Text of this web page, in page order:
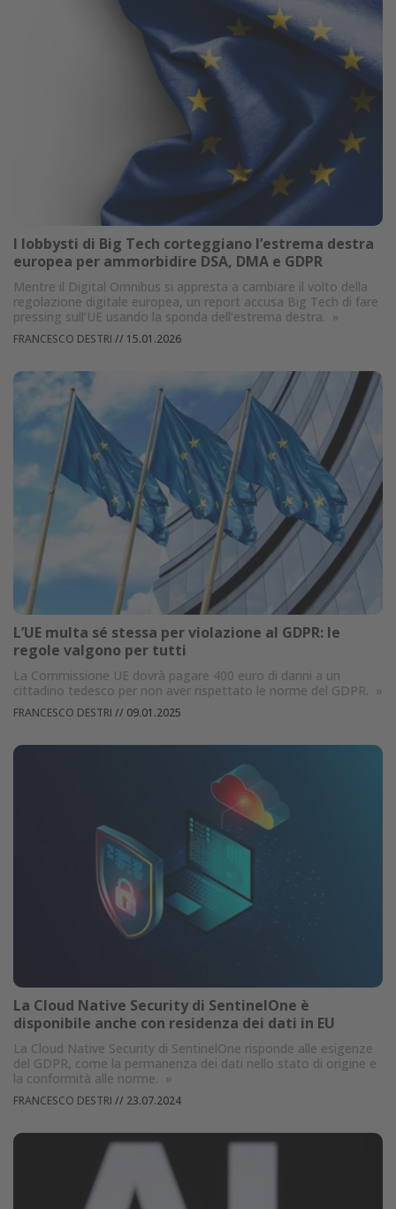
I lobbysti di Big Tech corteggiano l’estrema destra
europea per ammorbidire DSA, DMA e GDPR
Mentre il Digital Omnibus si appresta a cambiare il volto della
regolazione digitale europea, un report accusa Big Tech di fare
pressing sull’UE usando la sponda dell’estrema destra. »
FRANCESCO DESTRI // 15.01.2026
L’UE multa sé stessa per violazione al GDPR: le
regole valgono per tutti
La Commissione UE dovrà pagare 400 euro di danni a un
cittadino tedesco per non aver rispettato le norme del GDPR. »
FRANCESCO DESTRI // 09.01.2025
La Cloud Native Security di SentinelOne è
disponibile anche con residenza dei dati in EU
La Cloud Native Security di SentinelOne risponde alle esigenze
del GDPR, come la permanenza dei dati nello stato di origine e
la conformità alle norme. »
FRANCESCO DESTRI // 23.07.2024